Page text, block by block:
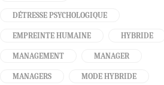
DÉTRESSE PSYCHOLOGIQUE
EMPREINTE HUMAINE HYBRIDE
MANAGEMENT MANAGER
MANAGERS MODE HYBRIDE